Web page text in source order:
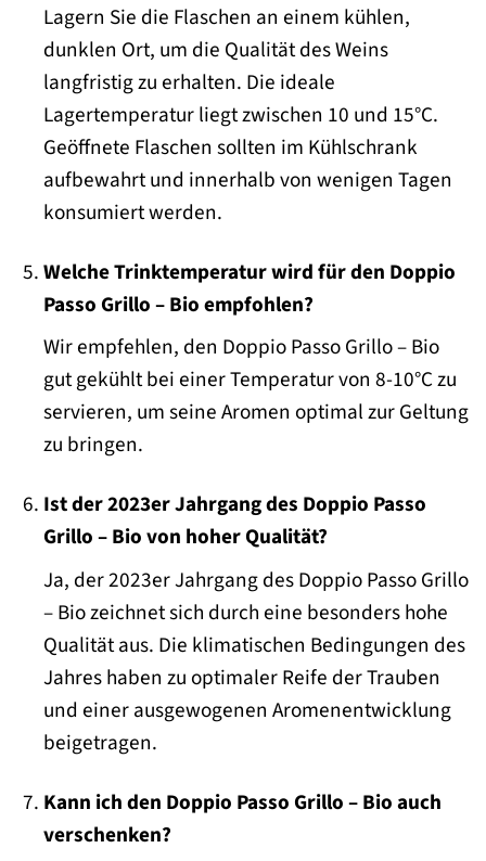
Lagern Sie die Flaschen an einem kühlen,
dunklen Ort, um die Qualität des Weins
langfristig zu erhalten. Die ideale
Lagertemperatur liegt zwischen 10 und 15°C.
Geöffnete Flaschen sollten im Kühlschrank
aufbewahrt und innerhalb von wenigen Tagen
konsumiert werden.
Welche Trinktemperatur wird für den Doppio
Passo Grillo – Bio empfohlen?
Wir empfehlen, den Doppio Passo Grillo – Bio
gut gekühlt bei einer Temperatur von 8-10°C zu
servieren, um seine Aromen optimal zur Geltung
zu bringen.
Ist der 2023er Jahrgang des Doppio Passo
Grillo – Bio von hoher Qualität?
Ja, der 2023er Jahrgang des Doppio Passo Grillo
– Bio zeichnet sich durch eine besonders hohe
Qualität aus. Die klimatischen Bedingungen des
Jahres haben zu optimaler Reife der Trauben
und einer ausgewogenen Aromenentwicklung
beigetragen.
Kann ich den Doppio Passo Grillo – Bio auch
verschenken?